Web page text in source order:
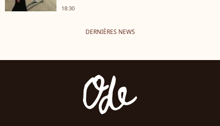
18:30
DERNIÈRES NEWS